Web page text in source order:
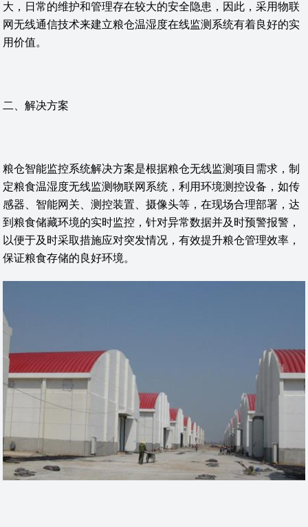
大，日常的维护和管理存在较大的安全隐患，因此，采用物联
网无线通信技术来建立粮仓温湿度在线监测系统有着良好的实
用价值。
二、解决方案
粮仓智能监控系统解决方案是根据粮仓无线监测项目需求，制
定粮食温湿度无线监测物联网系统，利用环境测控设备，如传
感器、智能网关、测控装置、摄像头等，在现场合理部署，达
到粮食储藏环境的实时监控，针对异常数据并及时预警报警，
以便于及时采取措施应对突发情况，有效提升粮仓管理效率，
保证粮食存储的良好环境。